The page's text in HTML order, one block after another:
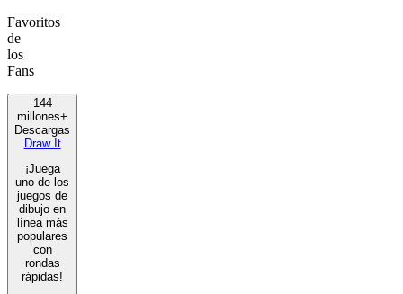
Favoritos
de
los
Fans
144
millones+
Descargas
Draw It
¡Juega
uno de los
juegos de
dibujo en
línea más
populares
con
rondas
rápidas!